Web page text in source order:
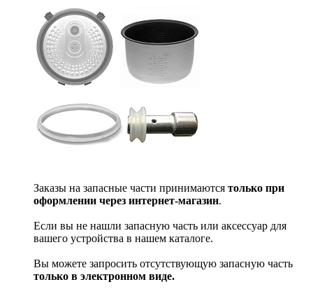
Заказы на запасные части принимаются только при
оформлении через интернет-магазин.
Если вы не нашли запасную часть или аксессуар для
вашего устройства в нашем каталоге.
Вы можете запросить отсутствующую запасную часть
только в электронном виде.